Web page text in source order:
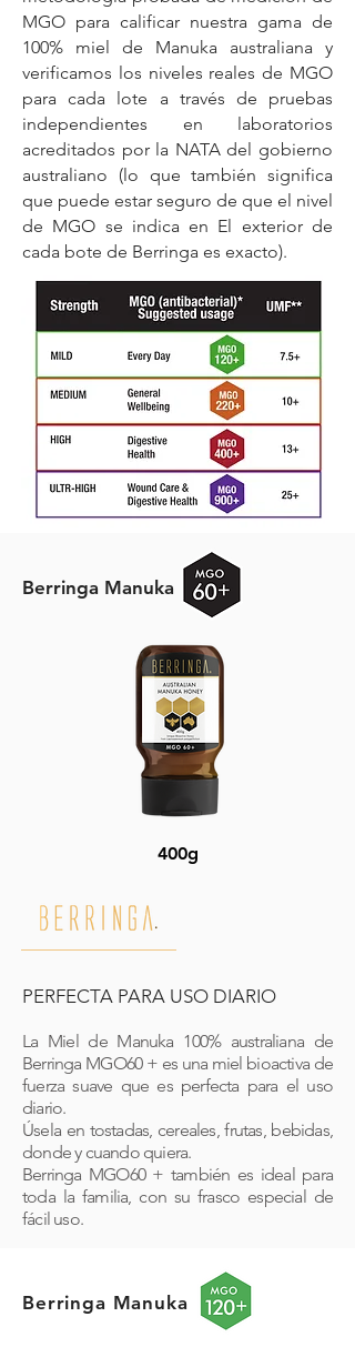
MGO para calificar nuestra gama de
100% miel de Manuka australiana y
verificamos los niveles reales de MGO
para cada lote a través de pruebas
independientes en laboratorios
acreditados por la NATA del gobierno
australiano (lo que también significa
que puede estar seguro de que el nivel
de MGO se indica en El exterior de
cada bote de Berringa es exacto).
Berringa Manuka
400g
PERFECTA PARA USO DIARIO
La Miel de Manuka 100% australiana de
Berringa MGO60 + es una miel bioactiva de
fuerza suave que es perfecta para el uso
diario.
Úsela en tostadas, cereales, frutas, bebidas,
donde y cuando quiera.
Berringa MGO60 + también es ideal para
toda la familia, con su frasco especial de
fácil uso.
Berringa Manuka